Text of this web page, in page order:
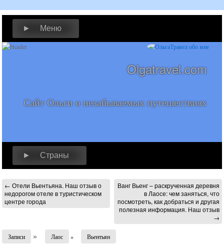
► Меню
Olgatravel.com
Сайт Ольги о незабываемых путешествиях
► Страны
← Отели Вьентьяна. Наш отзыв о
недорогом отеле в туристическом
центре города
Ванг Вьенг – раскрученная деревня
в Лаосе: чем заняться, что
посмотреть, как добраться и другая
полезная информация. Наш отзыв
→
Записи » Лаос » Вьентьян